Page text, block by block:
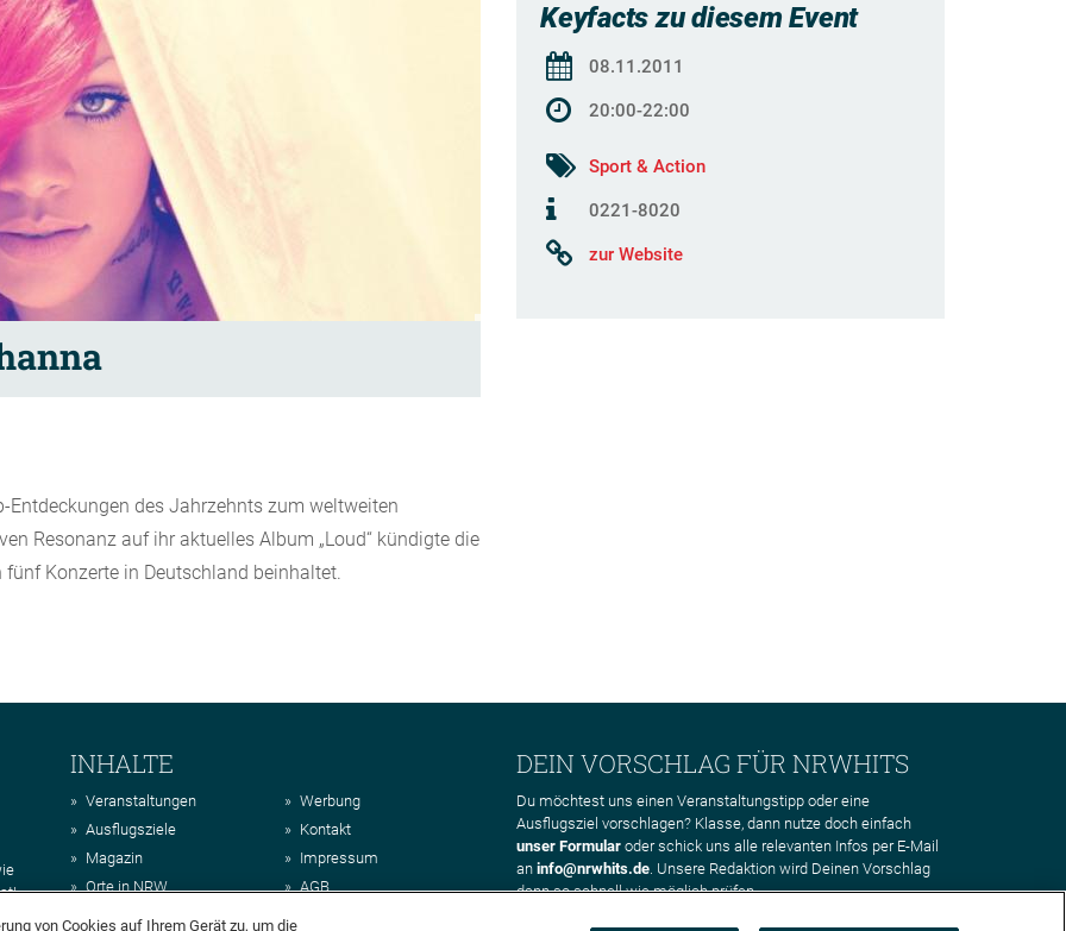
des Jahrzehnts zum weltweiten
Resonanz auf ihr aktuelles Album „Loud“ kündigte die
Konzerte in Deutschland beinhaltet.
Keyfacts zu diesem Event
08.11.2011
20:00-22:00
Sport & Action
0221-8020
zur Website
INHALTE
Veranstaltungen
Ausflugsziele
Magazin
Orte in NRW
Regionen in NRW
Werbung
Kontakt
Impressum
AGB
DEIN VORSCHLAG FÜR NRWHITS
Du möchtest uns einen Veranstaltungstipp oder eine
Ausflugsziel vorschlagen? Klasse, dann nutze doch einfach
unser Formular oder schick uns alle relevanten Infos per E-Mail
an info@nrwhits.de. Unsere Redaktion wird Deinen Vorschlag
dann so schnell wie möglich prüfen.
von Cookies auf Ihrem Gerät zu, um die